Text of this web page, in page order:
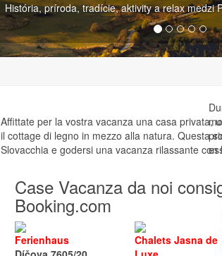
Malé hlavné mesto, ale bohaté na kultúru a
Affittate per la vostra vacanza una casa privata,
il cottage di legno in mezzo alla natura. Questa
Slovacchia e godersi una vacanza rilassante con
Case Vacanza da noi
Booking.com
Ferienhaus
Chalets Jasna de